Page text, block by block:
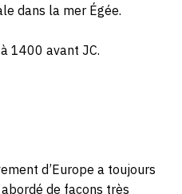
dans la mer Égée.
1400 avant JC.
d’Europe a toujours
de façons très